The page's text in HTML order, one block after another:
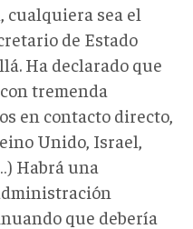
cualquiera sea el
de Estado
Ha declarado que
tremenda
en contacto directo,
Unido, Israel,
Habrá una
que debería